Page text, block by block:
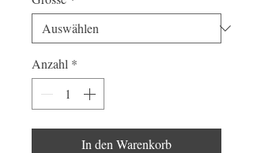
Anzahl *
In den Warenkorb